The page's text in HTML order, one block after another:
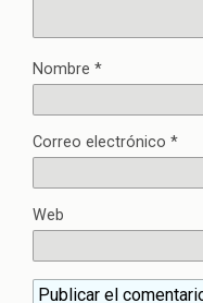
Nombre *
Correo electrónico *
Web